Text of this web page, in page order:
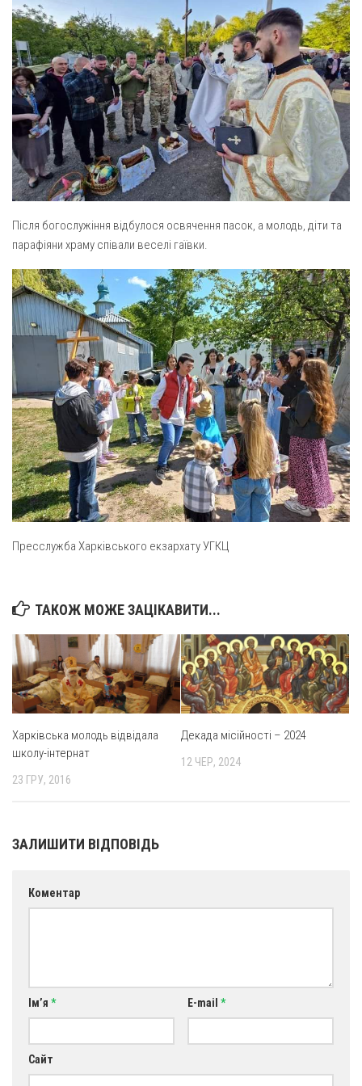
Оголошення
Трансляції
Після богослужіння відбулося освячення пасок, а молодь, діти та
парафіяни храму співали веселі гаївки.
Пресслужба Харківського екзархату УГКЦ
ТАКОЖ МОЖЕ ЗАЦІКАВИТИ...
Харківська молодь відвідала
школу-інтернат
23 ГРУ, 2016
Декада місійності – 2024
12 ЧЕР, 2024
ЗАЛИШИТИ ВІДПОВІДЬ
Коментар
Ім’я * E-mail *
Сайт